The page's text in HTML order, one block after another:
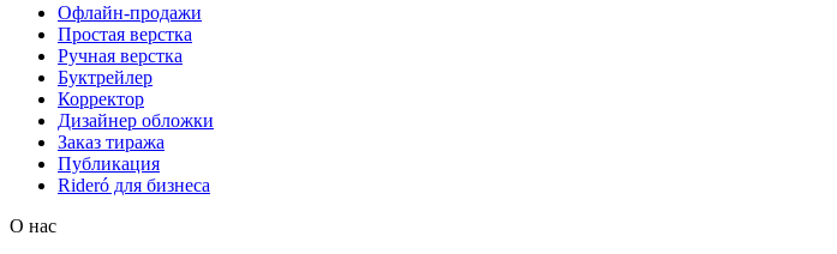
Офлайн-продажи
Простая верстка
Ручная верстка
Буктрейлер
Корректор
Дизайнер обложки
Заказ тиража
Публикация
Rideró для бизнеса
О нас